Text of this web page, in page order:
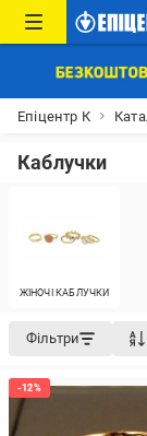
Епіцентр К
Каблучки
ЖІНОЧІ КАБЛУЧКИ
Фільтри